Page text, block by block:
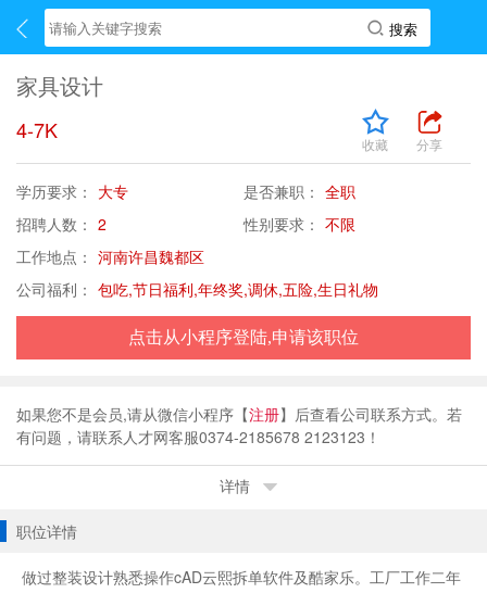
家具设计
4-7K
收藏 分享
学历要求： 大专 是否兼职： 全职
招聘人数： 2 性别要求： 不限
工作地点： 河南许昌魏都区
公司福利： 包吃,节日福利,年终奖,调休,五险,生日礼物
点击从小程序登陆,申请该职位
如果您不是会员,请从微信小程序【注册】后查看公司联系方式。若
有问题，请联系人才网客服0374-2185678 2123123！
详情
职位详情
做过整装设计熟悉操作cAD云熙拆单软件及酷家乐。工厂工作二年